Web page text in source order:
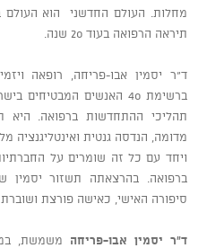
מחלות. העולם החדשני הוא העולם
תיראה הרפואה בעוד 20 שנה.
ד"ר יסמין אבו-פריחה, רופאה
ברשימת 40 האנשים
תהליכי ההתחדשות ברפואה.
מדומה, הנדסה גנטית ואינטליגנציה
ויחד עם כל זה שומרים על
ברפואה. בהרצאתה תשזור יסמין
סיפורה האישי, כאישה פורצת
ד"ר יסמין אבו-פריחה משמשת,